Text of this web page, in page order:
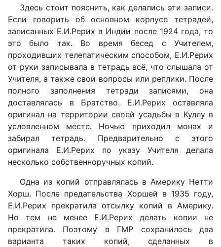
Здесь стоит пояснить, как делались эти записи.
Если говорить об основном корпусе тетрадей,
записанных Е.И.Рерих в Индии после 1924 года, то
это было так. Во время бесед с Учителем,
проходивших телепатическим способом, Е.И.Рерих
от руки записывала в тетрадь всё, что слышала от
Учителя, а также свои вопросы или реплики. После
полного заполнения тетради записями, она
доставлялась в Братство. Е.И.Рерих оставляла
оригинал на территории своей усадьбы в Куллу в
условленном месте. Ночью приходил монах и
забирал тетрадь. Предварительно с этого
оригинала Е.И.Рерих по указу Учителя делала
несколько собственноручных копий.
Одна из копий отправлялась в Америку Нетти
Хорш. После предательства Хоршей в 1935 году,
Е.И.Рерих прекратила отсылку копий в Америку.
Но тем не менее Е.И.Рерих делать копии не
прекратила. Поэтому в ГМР сохранилось два
варианта таких копий, сделанных в